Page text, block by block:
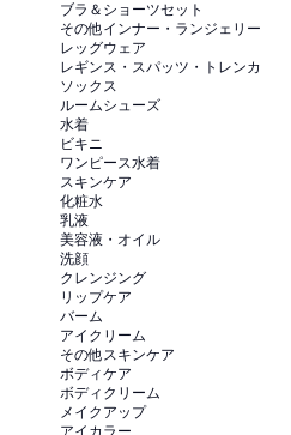
ブラ＆ショーツセット
その他インナー・ランジェリー
レッグウェア
レギンス・スパッツ・トレンカ
ソックス
ルームシューズ
水着
ビキニ
ワンピース水着
スキンケア
化粧水
乳液
美容液・オイル
洗顔
クレンジング
リップケア
バーム
アイクリーム
その他スキンケア
ボディケア
ボディクリーム
メイクアップ
アイカラー